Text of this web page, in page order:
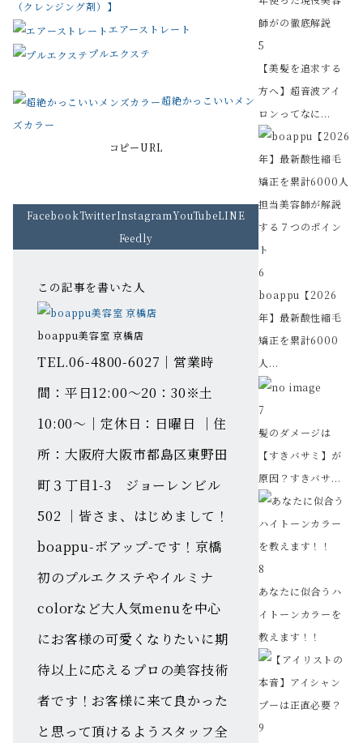
（クレンジング剤）】
エアーストレート
プルエクステ
超絶かっこいいメン
ズカラー
コピーURL
FacebookTwitterInstagramYouTubeLINE
Feedly
この記事を書いた人
boappu美容室 京橋店
TEL.06-4800-6027｜営業時
間：平日12:00～20：30※土
10:00～｜定休日：日曜日 ｜住
所：大阪府大阪市都島区東野田
町３丁目1-3 ジョーレンビル
502 ｜皆さま、はじめまして！
boappu-ボアップ-です！京橋
初のプルエクステやイルミナ
colorなど大人気menuを中心
にお客様の可愛くなりたいに期
待以上に応えるプロの美容技術
者です！お客様に来て良かった
と思って頂けるようスタッフ全
5
【美髪を追求する
方へ】超音波アイ
ロンってなに...
6
boappu【2026
年】最新酸性縮毛
矯正を累計6000
人...
7
髪のダメージは
【すきバサミ】が
原因？すきバサ...
8
あなたに似合うハ
イトーンカラーを
教えます！！
9